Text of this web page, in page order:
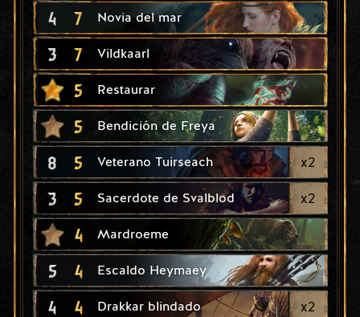
4 7 Novia del mar
3 7 Vildkaarl
5 Restaurar
5 Bendición de Freya
8 5 Veterano Tuirseach x2
3 5 Sacerdote de Svalblod x2
4 Mardroeme
5 4 Escaldo Heymaey
4 4 Drakkar blindado x2